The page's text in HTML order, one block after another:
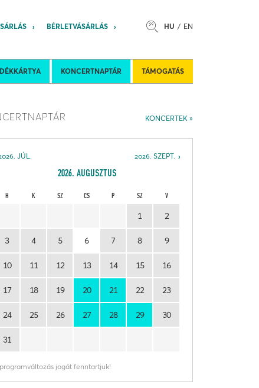
HU EN
BÉRLETVÁSÁRLÁS
KONCERTNAPTÁR TÁMOGATÁS
KONCERTEK
2026. SZEPT.
JÚL.
2026. AUGUSZTUS
H K SZ CS P SZ V
1 2
3 4 5 6 7 8 9
10 11 12 13 14 15 16
17 18 19 20 21 22 23
24 25 26 27 28 29 30
31
jogát fenntartjuk!